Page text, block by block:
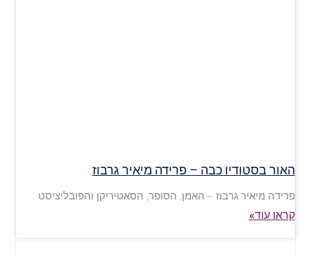
האור בסטודיו כבה – פרידה מיאיר גרבוז
פרידה מיאיר גרבוז – האמן, הסופר, הסאטיריקן והפובליציסט
קראו עוד»